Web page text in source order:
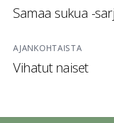
Samaa sukua -
AJANKOHTAISTA
Vihatut naiset